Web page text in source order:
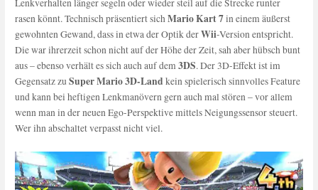
Lenkverhalten länger segeln oder wieder steil auf die Strecke runter
rasen könnt. Technisch präsentiert sichMario Kart 7in einem äußerst
gewohnten Gewand, dass in etwa der Optik derWii-Version entspricht.
Die war ihrerzeit schon nicht auf der Höhe der Zeit, sah aber hübsch bunt
aus – ebenso verhält es sich auch auf dem3DS. Der 3D-Effekt ist im
Gegensatz zuSuper Mario 3D-Land kein spielerisch sinnvolles Feature
und kann bei heftigen Lenkmanövern gern auch mal stören – vor allem
wenn man in der neuen Ego-Perspektive mittels Neigungssensor steuert.
Wer ihn abschaltet verpasst nicht viel.